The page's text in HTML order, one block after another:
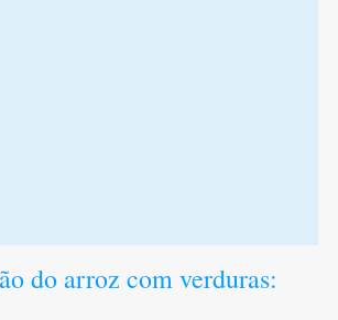
do arroz com verduras: